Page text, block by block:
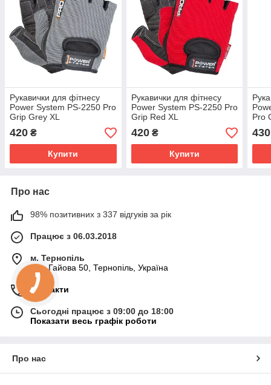
Рукавички для фітнесу
Power System PS-2250 Pro
Grip Grey XL
420 ₴
Купити
Рукавички для фітнесу
Power System PS-2250 Pro
Grip Red XL
420₴
Купити
Pro
430
Про нас
98% позитивних з 337 відгуків за рік
Працює з 06.03.2018
м. Тернопіль
вул. Гайова 50, Тернопіль, Україна
Контакти
Сьогодні працює з 09:00 до 18:00
Показати весь графік роботи
Про нас